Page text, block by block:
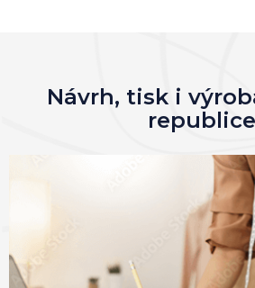
Návrh, tisk i
republice